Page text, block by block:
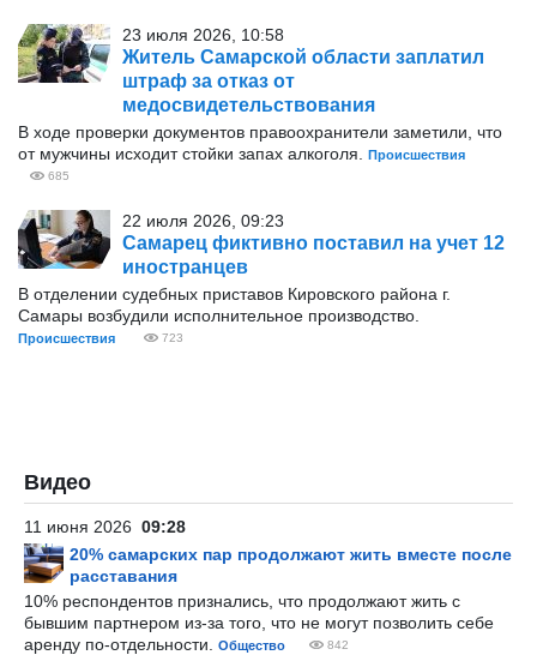
23 июля 2026, 10:58
Житель Самарской области заплатил
штраф за отказ от
медосвидетельствования
В ходе проверки документов правоохранители заметили, что
от мужчины исходит стойки запах алкоголя.
Происшествия
685
22 июля 2026, 09:23
Самарец фиктивно поставил на учет 12
иностранцев
В отделении судебных приставов Кировского района г.
Самары возбудили исполнительное производство.
Происшествия 723
Видео
11 июня 2026 09:28
20% самарских пар продолжают жить вместе после
расставания
10% респондентов признались, что продолжают жить с
бывшим партнером из-за того, что не могут позволить себе
аренду по-отдельности.
Общество 842